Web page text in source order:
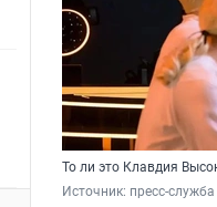
То ли это Клавдия
Источник: пресс-